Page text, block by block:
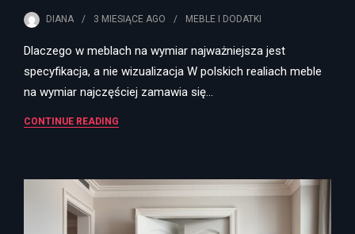
DIANA 3 MIESIĄCE AGO MEBLE I DODATKI
Dlaczego w meblach na wymiar najważniejsza jest
specyfikacja, a nie wizualizacja W polskich realiach meble
na wymiar najczęściej zamawia się…
CONTINUE READING